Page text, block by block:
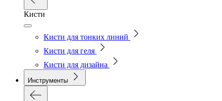
Кисти
Кисти для тонких линий
Кисти для геля
Кисти для дизайна
Инструменты